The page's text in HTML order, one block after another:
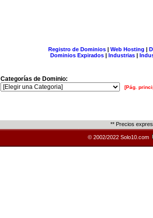
Registro de Dominios| Web Hosting |
Dominios Expirados | Industrias |
Categorías de Dominio:
[Pág.
** Precios
© 2002/2022 Solo10.com